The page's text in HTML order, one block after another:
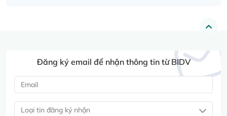
Đăng ký email để nhận thông tin từ BIDV
Loại tin đăng ký nhận